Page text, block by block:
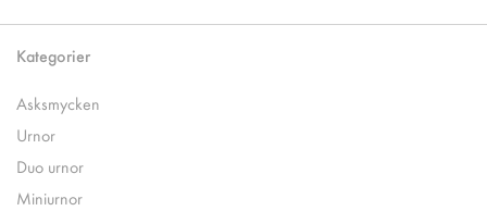
Kategorier
Asksmycken
Urnor
Duo urnor
Miniurnor